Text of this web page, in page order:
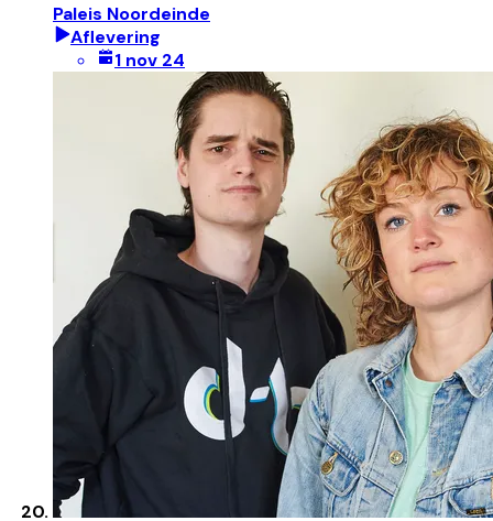
Paleis Noordeinde
Aflevering
1 nov 24